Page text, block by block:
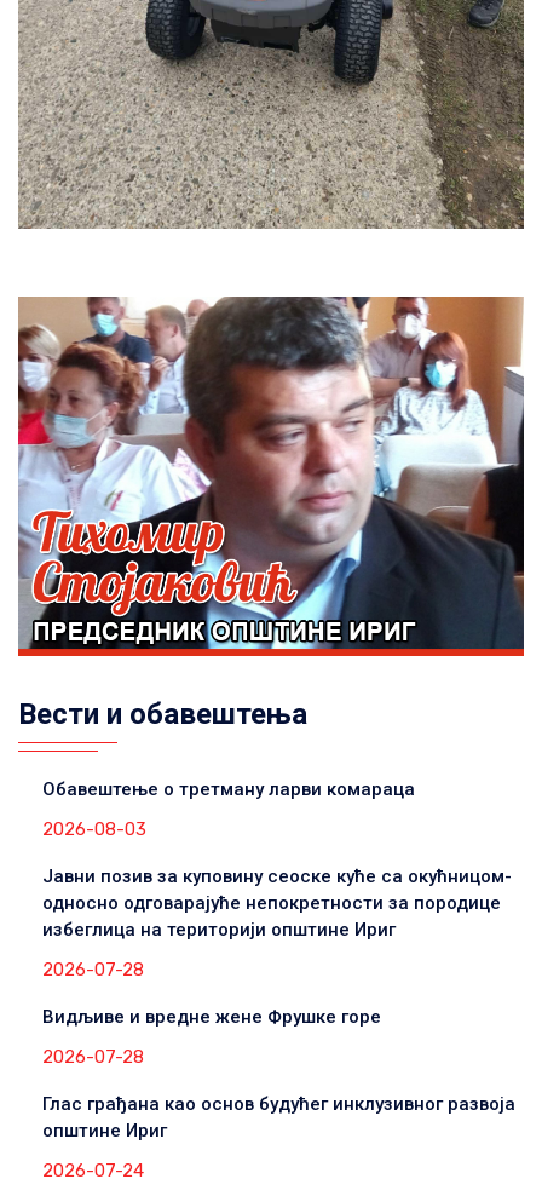
Вести и обавештења
Обавештење о третману ларви комараца
2026-08-03
Јавни позив за куповину сеоске куће са окућницом-
односно одговарајуће непокретности за породице
избеглица на територији општине Ириг
2026-07-28
Видљиве и вредне жене Фрушке горе
2026-07-28
Глас грађана као основ будућег инклузивног развоја
општине Ириг
2026-07-24